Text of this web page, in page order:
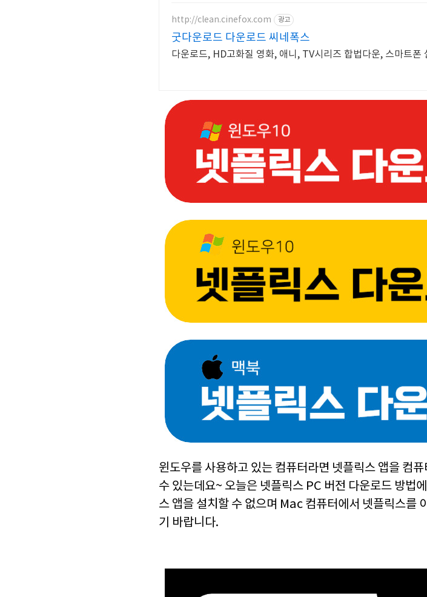
http://clean.cinefox.com 광고
굿다운로드 다운로드 씨네폭스
다운로드, HD고화질 영화, 애니, TV시리즈 합법다운, 스마트폰
윈도우를 사용하고 있는 컴퓨터라면 넷플릭스 앱을 컴
수 있는데요~ 오늘은 넷플릭스 PC 버전 다운로드 방법
스 앱을 설치할 수 없으며 Mac 컴퓨터에서 넷플릭스를
기 바랍니다.